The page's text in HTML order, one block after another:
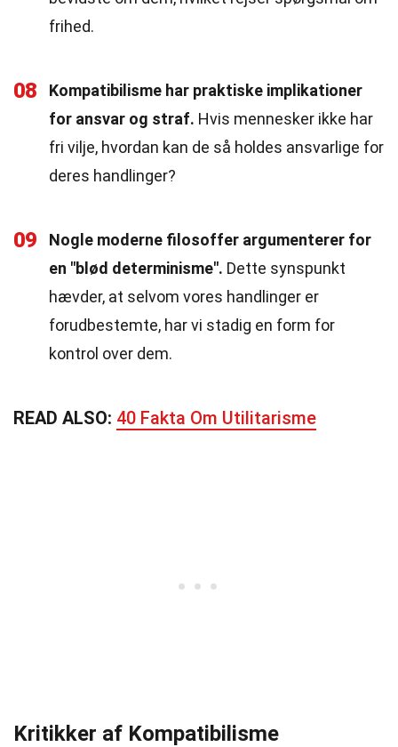
frihed.
08
Kompatibilisme har praktiske implikationer
for ansvar og straf. Hvis mennesker ikke har
fri vilje, hvordan kan de så holdes ansvarlige for
deres handlinger?
09
Nogle moderne filosoffer argumenterer for
en "blød determinisme". Dette synspunkt
hævder, at selvom vores handlinger er
forudbestemte, har vi stadig en form for
kontrol over dem.
READ ALSO: 40 Fakta Om Utilitarisme
Kritikker af Kompatibilisme